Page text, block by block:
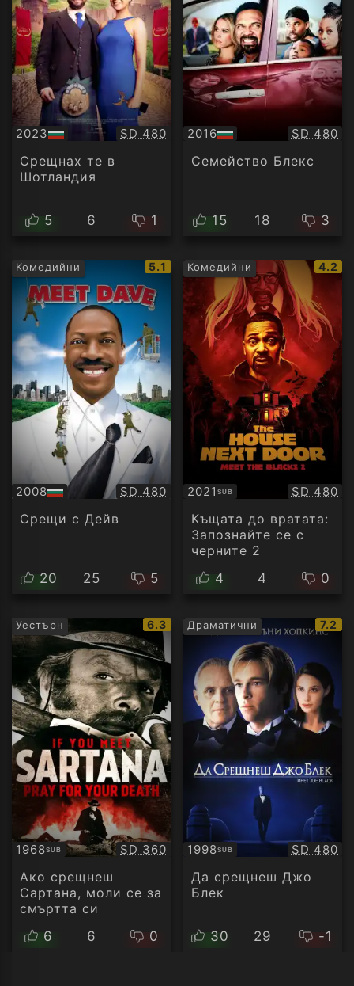
2023
БГ
аудио
Качество:
SD 480
Срещнах те в
Шотландия
5 6 1
2016
БГ
аудио
SD 480
Семейство Блекс
15 18 3
Комедийни
IMDb
рейтинг:
5.1
2008
БГ
аудио
Качество:
SD 480
Срещи с Дейв
20 25 5
Комедийни
IMDb
4.2
2021 SUB
Субтитри SD 480
Къщата до вратата:
Запознайте се с
черните 2
4
4 0
Уестърн
IMDb
рейтинг:
6.3
1968SUB
Субтитри Качество:
SD 360
Ако срещнеш
Сартана, моли се за
смъртта си
6
6 0
Драматични
IMDb
7.2
1998SUB
Субтитри SD 480
Да срещнеш Джо
Блек
30 29 -1